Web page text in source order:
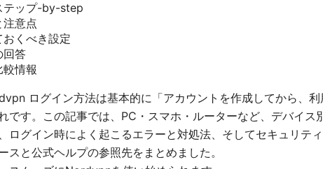
テップ-by-step
注意点
おくべき設定
回答
情報
ログイン方法は基本的に「アカウントを作成してから、
です。この記事では、PC・スマホ・ルーターなど、デバイス
ログイン時によく起こるエラーと対処法、そしてセキュリテ
スと公式ヘルプの参照先をまとめました。